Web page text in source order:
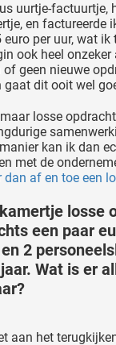
uurtje-factuurtje,
en factureerde
per uur, wat ik
ook heel
geen nieuwe
gaat dit ooit wel
losse
kan ik dan
met de
dan af en toe een
losse
een paar
2
Wat is er
aan het